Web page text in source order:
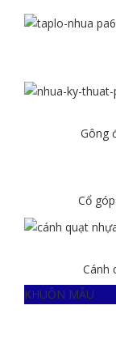
Chi tiết
Chi tiết
Gông
Cổ
Chi tiết
Cánh
Chi tiết
KHUÔN MẪU